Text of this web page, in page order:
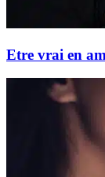
Etre vrai en